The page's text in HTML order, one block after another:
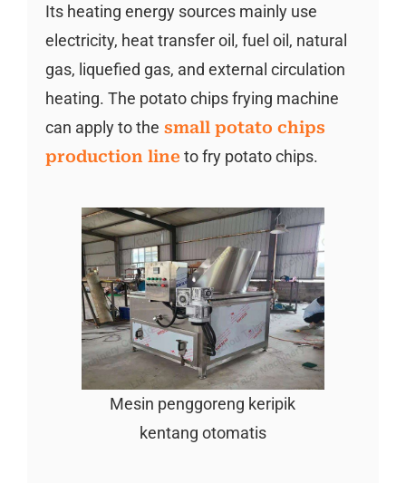
Its heating energy sources mainly use
electricity, heat transfer oil, fuel oil, natural
gas, liquefied gas, and external circulation
heating. The potato chips frying machine
can apply to the small potato chips
production lineto fry potato chips.
Mesin penggoreng keripik
kentang otomatis